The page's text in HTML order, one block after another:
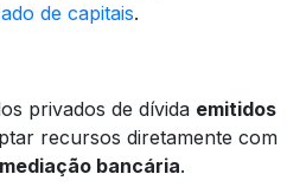
de capitais.
privados de dívida emitidos
recursos diretamente com
bancária.